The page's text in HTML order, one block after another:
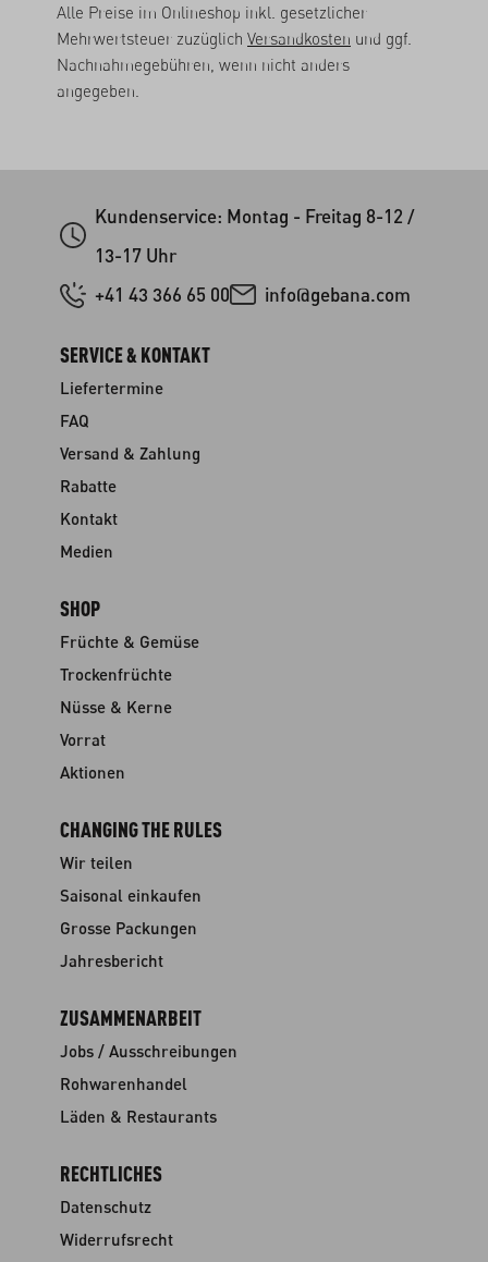
Alle Preise im Onlineshop inkl. gesetzlicher
Mehrwertsteuer zuzüglich Versandkosten und ggf.
Nachnahmegebühren, wenn nicht anders
angegeben.
Kundenservice: Montag - Freitag 8-12 /
13-17 Uhr
+41 43 366 65 00
info@gebana.com
SERVICE & KONTAKT
Liefertermine
FAQ
Versand & Zahlung
Rabatte
Kontakt
Medien
SHOP
Früchte & Gemüse
Trockenfrüchte
Nüsse & Kerne
Vorrat
Aktionen
CHANGING THE RULES
Wir teilen
Saisonal einkaufen
Grosse Packungen
Jahresbericht
ZUSAMMENARBEIT
Jobs / Ausschreibungen
Rohwarenhandel
Läden & Restaurants
RECHTLICHES
Datenschutz
Widerrufsrecht